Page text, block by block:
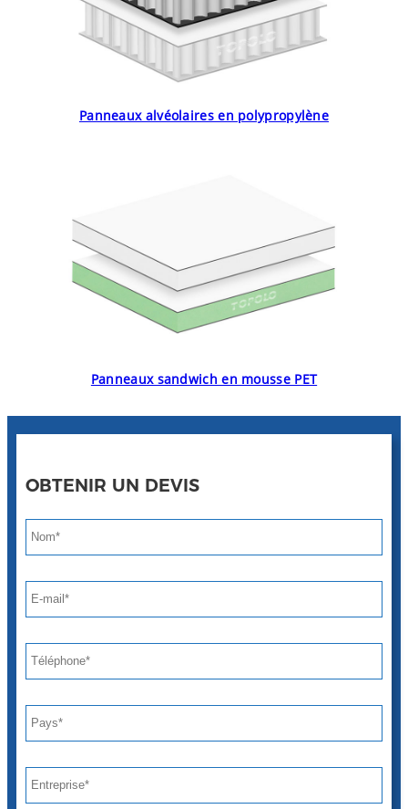
Panneaux alvéolaires en polypropylène
Panneaux sandwich en mousse PET
OBTENIR UN DEVIS